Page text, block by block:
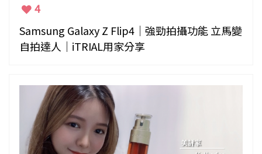
4
Samsung Galaxy Z Flip4｜強勁拍攝功能 立馬變
自拍達人｜iTRIAL用家分享